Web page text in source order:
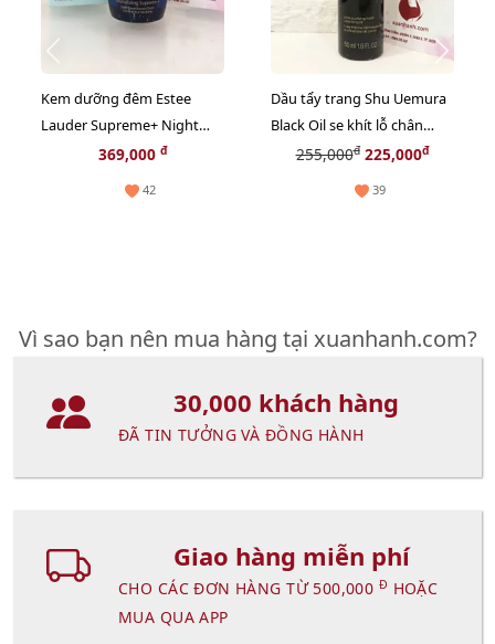
Kem dưỡng đêm Estee
Lauder Supreme+ Night
phục hồi và tăng sinh
369,000 đ
42
Dầu tẩy trang Shu Uemura
Black Oil se khít lỗ chân
lông, sạch bã nhờn - 50ml
255,000đ225,000đ
39
Vì sao bạn nên mua hàng tại xuanhanh.com?
30,000 khách hàng
ĐÃ TIN TƯỞNG VÀ ĐỒNG HÀNH
Giao hàng miễn phí
CHO CÁC ĐƠN HÀNG TỪ 500,000 Đ HOẶC
MUA QUA APP